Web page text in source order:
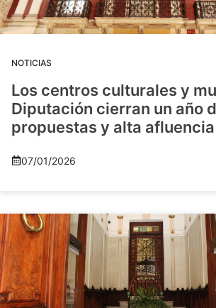
NOTICIAS
Los centros culturales y
Diputación cierran un año
propuestas y alta afluencia
07/01/2026